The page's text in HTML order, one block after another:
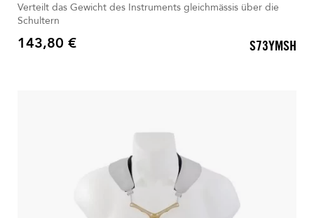
Verteilt das Gewicht des Instruments gleichmässis über die
Schultern
Preis
143,80 € S73YMSH